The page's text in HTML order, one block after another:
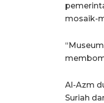
mosaik-
Al-Azm
Suriah